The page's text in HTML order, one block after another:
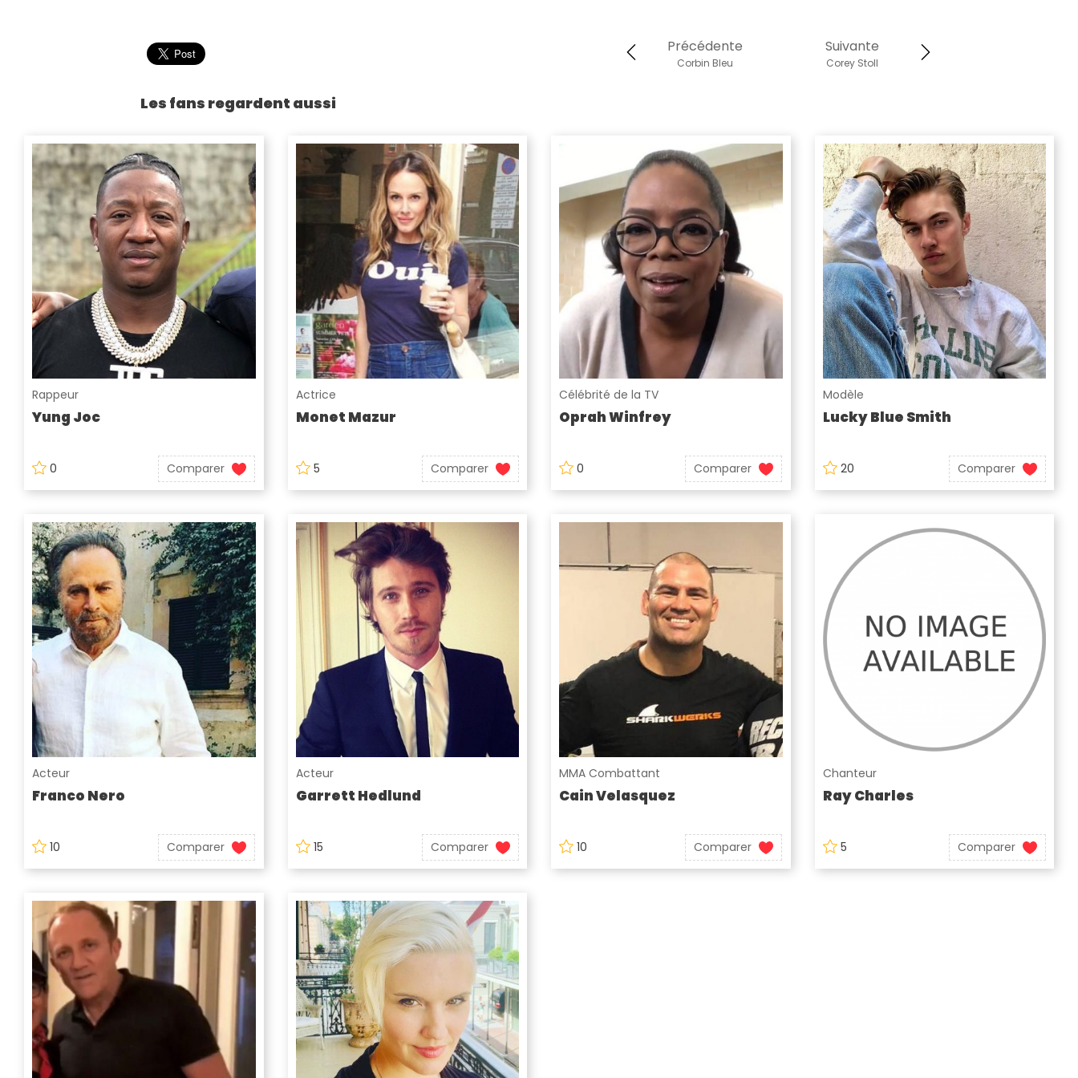
Suivante
Corey Stoll
Précédente
Corbin Bleu
Les fans regardent aussi
Rappeur
Yung Joc
0 Comparer
Actrice
Monet Mazur
5 Comparer
Célébrité de la TV
Oprah Winfrey
0 Comparer
Modèle
Lucky Blue Smith
20 Comparer
Acteur
Franco Nero
10 Comparer
Acteur
Garrett Hedlund
15 Comparer
MMA Combattant
Cain Velasquez
10 Comparer
Chanteur
Ray Charles
5 Comparer